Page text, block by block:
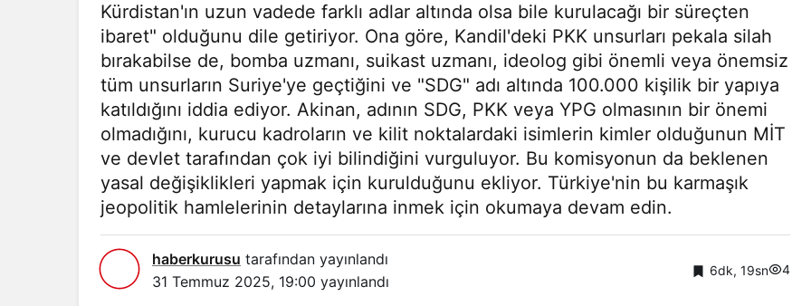
Kürdistan'ın uzun vadede farklı adlar altında olsa bile kurulacağı bir süreçten
ibaret" olduğunu dile getiriyor. Ona göre, Kandil'deki PKK unsurları pekala silah
bırakabilse de, bomba uzmanı, suikast uzmanı, ideolog gibi önemli veya önemsiz
tüm unsurların Suriye'ye geçtiğini ve "SDG" adı altında 100.000 kişilik bir yapıya
katıldığını iddia ediyor. Akinan, adının SDG, PKK veya YPG olmasının bir önemi
olmadığını, kurucu kadroların ve kilit noktalardaki isimlerin kimler olduğunun MİT
ve devlet tarafından çok iyi bilindiğini vurguluyor. Bu komisyonun da beklenen
yasal değişiklikleri yapmak için kurulduğunu ekliyor. Türkiye'nin bu karmaşık
jeopolitik hamlelerinin detaylarına inmek için okumaya devam edin.
haberkurusu tarafından yayınlandı
31 Temmuz 2025, 19:00 yayınlandı
6dk, 19sn 4